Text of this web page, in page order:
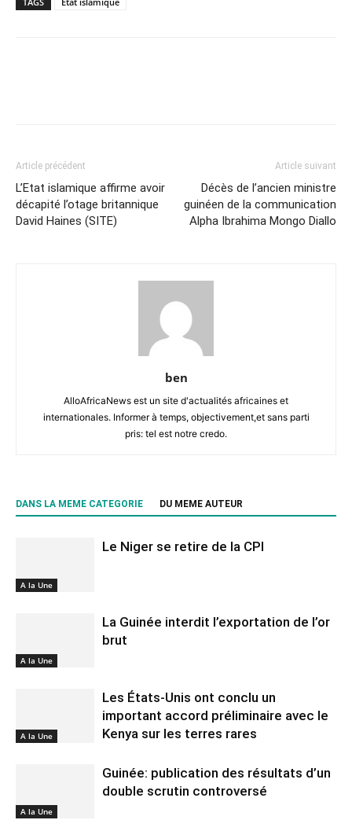
Article précédent
L’Etat islamique affirme avoir
décapité l’otage britannique
David Haines (SITE)
Article suivant
Décès de l’ancien ministre
guinéen de la communication
Alpha Ibrahima Mongo Diallo
ben
AlloAfricaNews est un site d'actualités africaines et
internationales. Informer à temps, objectivement,et sans parti
pris: tel est notre credo.
DANS LA MEME CATEGORIE DU MEME AUTEUR
A la Une
Le Niger se retire de la CPI
A la Une
La Guinée interdit l’exportation de l’or
brut
A la Une
Les États-Unis ont conclu un
important accord préliminaire avec le
Kenya sur les terres rares
A la Une
Guinée: publication des résultats d’un
double scrutin controversé